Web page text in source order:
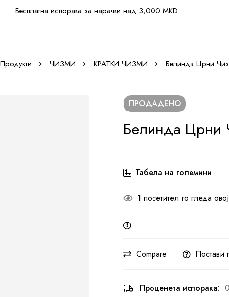
Бесплатна испорака за нарачки над 3,000 MKD
Продукти ЧИЗМИ КРАТКИ ЧИЗМИ Белинда Црни
ПРОДАДЕНО
Белинда Црни
Табела на големини
1 посетител го гледа
Compare Постави
Проценета испорака: